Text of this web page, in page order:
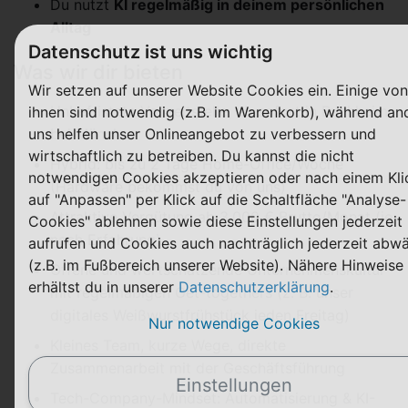
Du nutzt KI regelmäßig in deinem persönlichen
Alltag
Unbefristete Vollzeitstelle, ab sofort in Puchheim
bei München
Hybrid: bis zu 2 Tage Home-Office/Woche
(Hardware bekommst du von uns)
Attraktive Vergütung ab 3.000 € Brutto/Monat (je
nach Erfahrung)
Offene und wertschätzende Unternehmenskultur
mit regelmäßigen Get-togethers (z. B. unser
digitales Weißwurstfrühstück jeden Freitag)
Tech-Company-Mindset: Automatisierung & KI-
Datenschutz ist uns wichtig
Wir setzen auf unserer Website Cookies ein. Einige von
ihnen sind notwendig (z.B. im Warenkorb), während
uns helfen unser Onlineangebot zu verbessern und
wirtschaftlich zu betreiben. Du kannst die nicht
notwendigen Cookies akzeptieren oder nach einem
auf "Anpassen" per Klick auf die Schaltfläche "Analyse-
Cookies" ablehnen sowie diese Einstellungen jederzeit
aufrufen und Cookies auch nachträglich jederzeit
(z.B. im Fußbereich unserer Website). Nähere Hinweise
erhältst du in unserer Datenschutzerklärung.
Nur notwendige Cookies
Einstellungen